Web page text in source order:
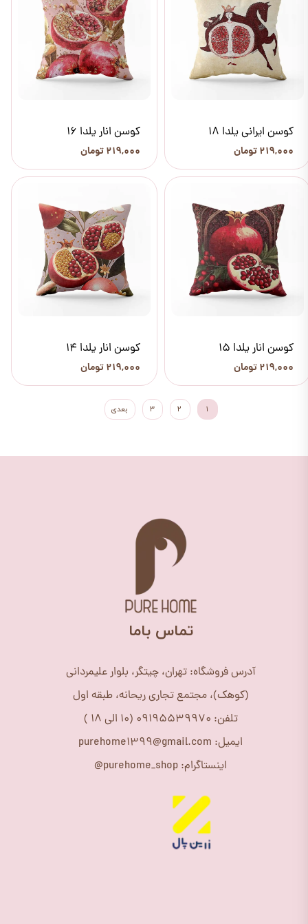
کوسن ایرانی یلدا 18
۲۱۹,۰۰۰ تومان
کوسن انار یلدا 16
۲۱۹,۰۰۰ تومان
کوسن انار یلدا 15
۲۱۹,۰۰۰ تومان
کوسن انار یلدا 14
۲۱۹,۰۰۰ تومان
۱ ۲ ۳ بعدی
​تماس باما
آدرس فروشگاه: تهران، چیتگر، بلوار علیمردانی
(کوهک)، مجتمع تجاری ریحانه، طبقه اول
تلفن: 09195539970 (10 الی 18 )
ایمیل: purehome1399@gmail.com
اینستاگرام: purehome_shop@